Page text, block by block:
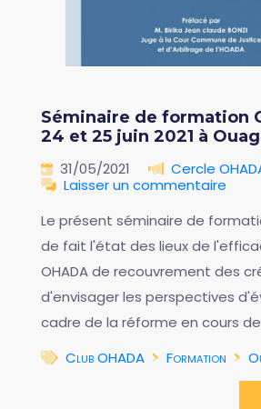
Séminaire de formation
24 et 25 juin 2021 à
31/05/2021
Cercle
Laisser un commentaire
Le présent séminaire de
de fait l'état des lieux de
OHADA de recouvrement des
d'envisager les perspectives
cadre de la réforme en cours de
Club OHADA
Formation